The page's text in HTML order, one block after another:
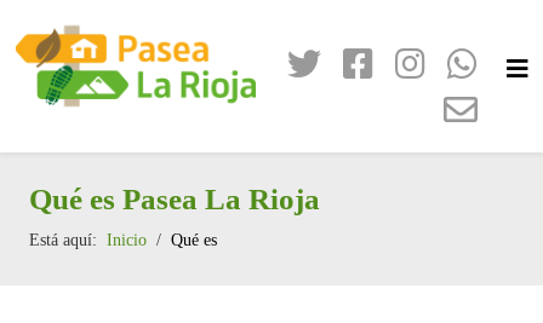
Qué es Pasea La Rioja
Está aquí: Inicio Qué es